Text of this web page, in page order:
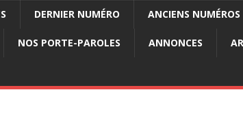
DERNIER NUMÉRO ANCIENS NUMÉROS
NOS PORTE-PAROLES ANNONCES